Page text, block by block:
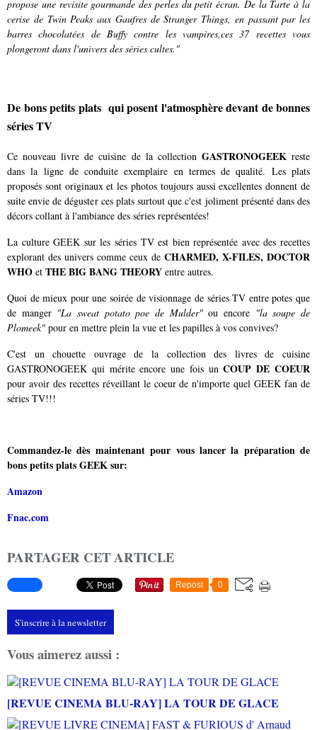
propose une revisite gourmande des perles du petit écran. De la Tarte à la
cerise de Twin Peaks aux Gaufres de Stranger Things, en passant par les
barres chocolatées de Buffy contre les vampires,ces 37 recettes vous
plongeront dans l'univers des séries cultes."
De bons petits plats qui posent l'atmosphère devant de bonnes
séries TV
Ce nouveau livre de cuisine de la collection GASTRONOGEEKreste
dans la ligne de conduite exemplaire en termes de qualité. Les plats
proposés sont originaux et les photos toujours aussi excellentes donnent de
suite envie de déguster ces plats surtout que c'est joliment présenté dans des
décors collant à l'ambiance des séries représentées!
La culture GEEK sur les séries TV est bien représentée avec des recettes
explorant des univers comme ceux de CHARMED, X-FILES, DOCTOR
WHO et THE BIG BANG THEORY entre autres.
Quoi de mieux pour une soirée de visionnage de séries TV entre potes que
de manger "La sweat potato poe de Mulder"ou encore "la soupe de
Plomeek" pour en mettre plein la vue et les papilles à vos convives?
C'est un chouette ouvrage de la collection des livres de cuisine
GASTRONOGEEK qui mérite encore une fois unCOUP DE COEUR
pour avoir des recettes réveillant le coeur de n'importe quel GEEK fan de
séries TV!!!
Commandez-le dès maintenant pour vous lancer la préparation de
bons petits plats GEEK sur:
Amazon
Fnac.com
PARTAGER CET ARTICLE
Repost 0
S'inscrire à la newsletter
Vous aimerez aussi :
[REVUE CINEMA BLU-RAY] LA TOUR DE GLACE